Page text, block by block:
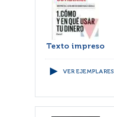
Texto impreso
VER EJEMPLARES